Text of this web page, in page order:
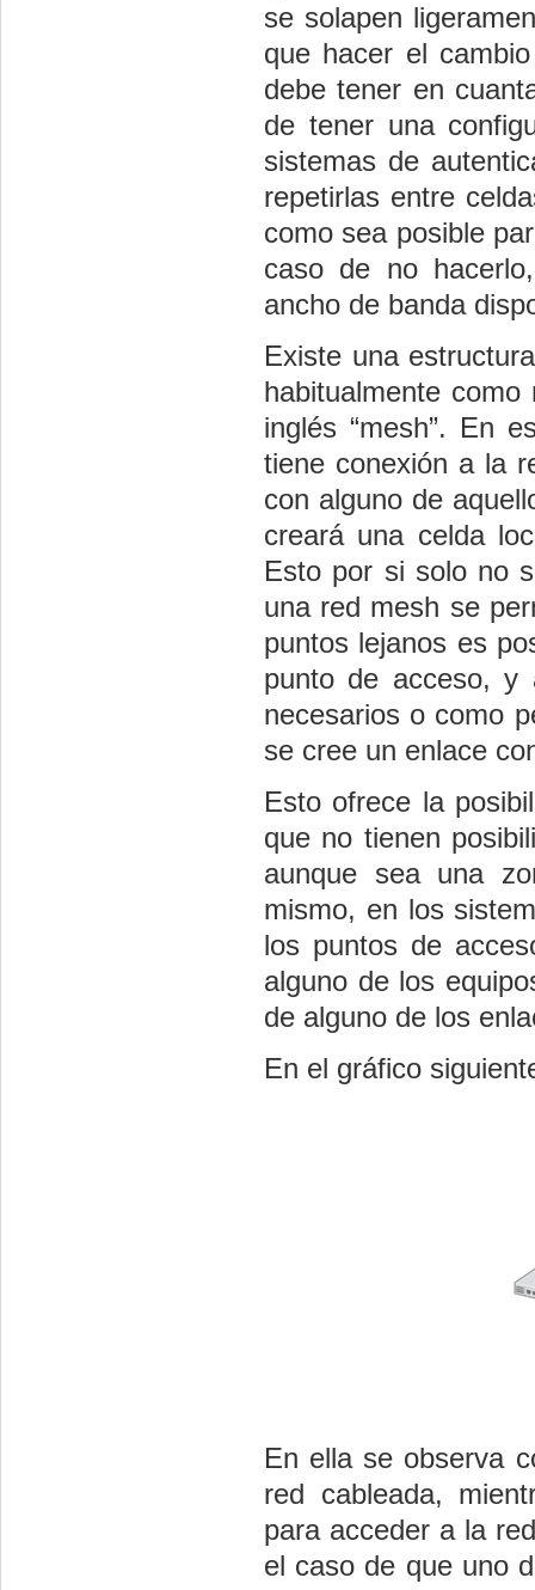
se solapen
que hacer el
debe tener en
de tener una
sistemas de
repetirlas entre
como sea posible
caso de no
ancho de banda
Existe una
habitualmente
inglés “mesh”. En
tiene conexión a la
con alguno de
creará una celda
Esto por si solo no
una red mesh se
puntos lejanos es
punto de acceso, y
necesarios o como
se cree un enlace
Esto ofrece la
que no tienen
aunque sea una
mismo, en los
los puntos de
alguno de los
de alguno de los
En el gráfico
En ella se observa
red cableada,
para acceder a la
el caso de que uno